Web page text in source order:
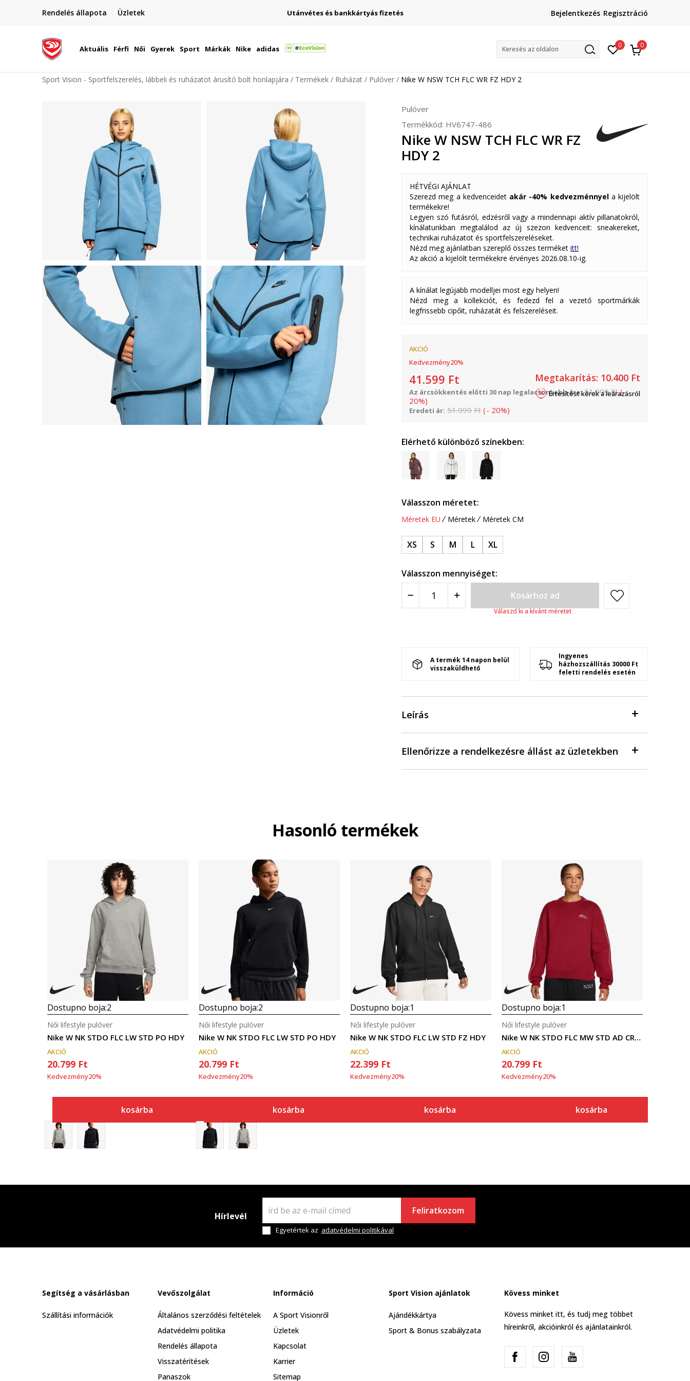
Rendelés állapota Üzletek
Szállítás Magyarország területén Utánvétes és bankkártyás fizetés
Lépj velünk kapcsolatba
online@sport-vision.huBejelentkezés Regisztráció
Aktuális Férfi Női Gyerek Sport Márkák Nike adidas Keresés az oldalon 0 0
Sport Vision - Sportfelszerelés, lábbeli és ruházatot árusító bolt honlapjára Termékek Ruházat Pulóver Nike W NSW TCH FLC WR FZ HDY 2
Pulóver
Termékkód: HV6747-486
Nike W NSW TCH FLC WR FZ
HDY 2
HÉTVÉGI AJÁNLAT
Szerezd meg a kedvenceidet akár -40% kedvezménnyel a kijelölt
termékekre!
Legyen szó futásról, edzésről vagy a mindennapi aktív pillanatokról,
kínálatunkban megtalálod az új szezon kedvenceit: sneakereket,
technikai ruházatot és sportfelszereléseket.
Nézd meg ajánlatban szereplő összes terméket itt!
Az akció a kijelölt termékekre érvényes 2026.08.10-ig.
A kínálat legújabb modelljei most egy helyen!
Nézd meg a kollekciót, és fedezd fel a vezető sportmárkák
legfrissebb cipőit, ruházatát és felszereléseit.
AKCIÓ
Kedvezmény20%
41.599 Ft
Az árcsökkentés előtti 30 nap legalacsonyabb ára: 51.999 Ft (-
20%)
Eredeti ár: 51.999 Ft (- 20%)
Megtakarítás: 10.400 Ft
Értesítést kérek a leárazásról
Elérhető különböző színekben:
Válasszon méretet:
Méretek EU Méretek Méretek CM
XS S M L XL
Válasszon mennyiséget:
Kosárhoz ad
Válaszd ki a kívánt méretet
A termék 14 napon belül
visszaküldhető
Ingyenes
házhozszállítás 30000 Ft
feletti rendelés esetén
Leírás
Ellenőrizze a rendelkezésre állást az üzletekben
Hasonló termékek
Dostupno boja:2
Nike W NK STDO FLC LW STD PO HDY
Női lifestyle pulóver
AKCIÓ
20.799 Ft
Kedvezmény20%
kosárba
Dostupno boja:2
Nike W NK STDO FLC LW STD PO HDY
Női lifestyle pulóver
AKCIÓ
20.799 Ft
Kedvezmény20%
kosárba
Dostupno boja:1
Nike W NK STDO FLC LW STD FZ HDY
Női lifestyle pulóver
AKCIÓ
22.399 Ft
Kedvezmény20%
kosárba
Dostupno boja:1
Nike W NK STDO FLC MW STD AD CREW
Női lifestyle pulóver
AKCIÓ
20.799 Ft
Kedvezmény20%
kosárba
Hírlevél Feliratkozom
Egyetértek az adatvédelmi politikával
Segítség a vásárlásban
Szállítási információk
Vevőszolgálat
Általános szerződési feltételek
Adatvédelmi politika
Rendelés állapota
Visszatérítések
Panaszok
Információ
A Sport Visionről
Üzletek
Kapcsolat
Karrier
Sitemap
Sport Vision ajánlatok
Ajándékkártya
Sport & Bonus szabályzata
Kövess minket
Kövess minket itt, és tudj meg többet
híreinkről, akcióinkról és ajánlatainkról.